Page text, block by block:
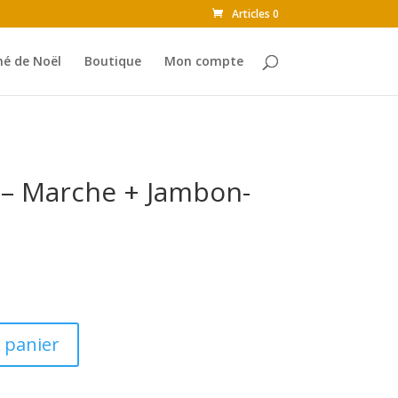
Articles 0
de Noël Boutique Mon compte
Marche + Jambon-